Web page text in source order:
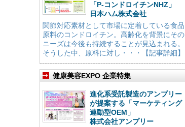
「P-コンドロイチンNHZ」
日本ハム株式会社
関節対応素材として市場に定着している食品
原料のコンドロイチン。高齢化を背景にその
ニーズは今後も持続することが見込まれる。
そうした中、原料に対し・・・【記事詳細】
健康美容EXPO 企業特集
進化系受託製造のアンプリー
が提案する「マーケティング
連動型OEM」
株式会社アンプリー